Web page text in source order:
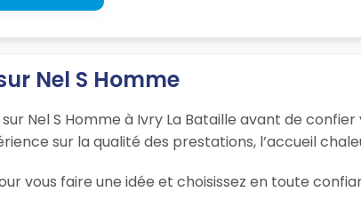
Nel S Homme
Nel S Homme à Ivry La Bataille avant de
sur la qualité des prestations, l’accueil
vous faire une idée et choisissez en toute